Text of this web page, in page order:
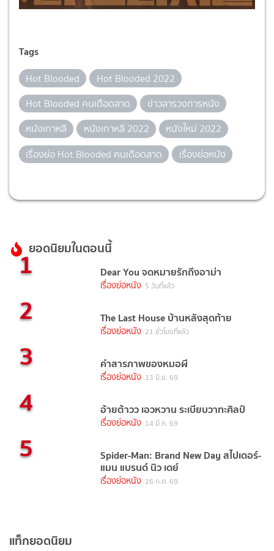
Tags
Hot Blooded
Hot Blooded 2022
Hot Blooded คนเดือดสาด
ข่าวสารวงการหนัง
หนังเกาหลี
หนังเกาหลี 2022
หนังใหม่ 2022
เรื่องย่อ Hot Blooded คนเดือดสาด
เรื่องย่อหนัง
ยอดนิยมในตอนนี้
1 Dear You จดหมายรักถึงอาม่า
เรื่องย่อหนัง 5 วันที่แล้ว
2 The Last House บ้านหลังสุดท้าย
เรื่องย่อหนัง 21 ชั่วโมงที่แล้ว
3 คำสารภาพของหมอผี
เรื่องย่อหนัง 13 มิ.ย. 69
4 อ้ายต้าวว เอวหวาน ระเบียบวาทะศิลป์
เรื่องย่อหนัง 14 มี.ค. 69
5 Spider-Man: Brand New Day สไปเดอร์-
แมน แบรนด์ นิว เดย์
เรื่องย่อหนัง 26 ก.ค. 69
แท็กยอดนิยม